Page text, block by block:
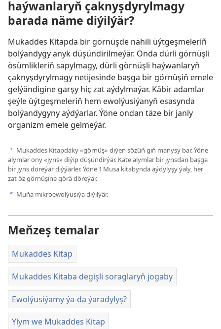
haýwanlaryň çaknyşdyrylmagy
barada näme diýilýär?
Mukaddes Kitapda bir görnüşde nähili üýtgeşmeleriň
bolýandygy anyk düşündirilmeýär. Onda dürli görnüşli
ösümlikleriň sapylmagy, dürli görnüşli haýwanlaryň
çaknyşdyrylmagy netijesinde başga bir görnüşiň emele
gelýändigine garşy hiç zat aýdylmaýar. Käbir adamlar
şeýle üýtgeşmeleriň hem ewolýusiýanyň esasynda
bolýandygyny aýdýarlar. Ýöne ondan täze bir janly
organizm emele gelmeýär.
a Mukaddes Kitapdaky «görnüş» diýen sözüň giň manysy bar. Ýöne
alymlar ony «jyns» diýip düşündirýär. Käte alymlar bir jynsdan başga
bir jyns döreýär diýýärler. Ýöne 1 Musa kitabynda aýdylyşy ýaly, her
zat öz görnüşine görä döreýär.
b Muňa mikroewolýusiýa diýilýär.
Meňzeş temalar
Mukaddes Kitap
Mukaddes Kitaba degişli soraglaryň jogaby
Ewolýusiýamy ýa-da ýaradylyş?
Ylym we Mukaddes Kitap